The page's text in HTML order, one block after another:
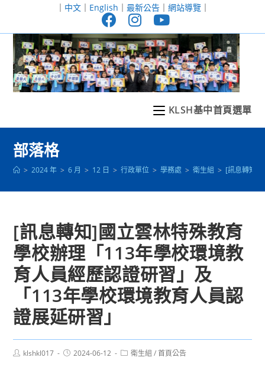
至
｜ 中文｜ English ｜ 最新公告｜ 網站導覽｜
KLSH基中首頁選單
部落格
> 2024 年 > 6 月 > 12 日 > 行政單位 > 學務處 > 衛生組 > [訊息轉知]
[訊息轉知]國立雲林特殊教育
學校辦理「113年學校環境教
育人員經歷認證研習」及
「113年學校環境教育人員認
證展延研習」
Postklshkl017
Post2024-06-12
Post衛生組 / 首頁公告